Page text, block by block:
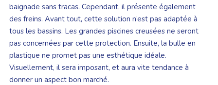
baignade sans tracas. Cependant, il présente également
des freins. Avant tout, cette solution n’est pas adaptée à
tous les bassins. Les grandes piscines creusées ne seront
pas concernées par cette protection. Ensuite, la bulle en
plastique ne promet pas une esthétique idéale.
Visuellement, il sera imposant, et aura vite tendance à
donner un aspect bon marché.